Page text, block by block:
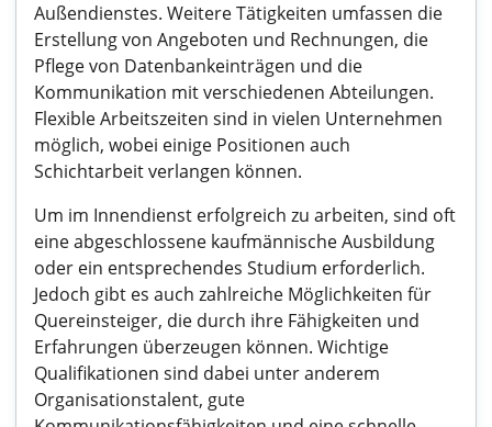
Außendienstes. Weitere Tätigkeiten umfassen die
Erstellung von Angeboten und Rechnungen, die
Pflege von Datenbankeinträgen und die
Kommunikation mit verschiedenen Abteilungen.
Flexible Arbeitszeiten sind in vielen Unternehmen
möglich, wobei einige Positionen auch
Schichtarbeit verlangen können.
Um im Innendienst erfolgreich zu arbeiten, sind oft
eine abgeschlossene kaufmännische Ausbildung
oder ein entsprechendes Studium erforderlich.
Jedoch gibt es auch zahlreiche Möglichkeiten für
Quereinsteiger, die durch ihre Fähigkeiten und
Erfahrungen überzeugen können. Wichtige
Qualifikationen sind dabei unter anderem
Organisationstalent, gute